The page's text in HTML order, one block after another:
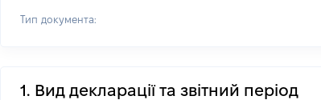
Тип документа:
1. Вид декларації та звітний період